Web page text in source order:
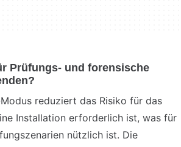
Prüfungs- und forensische
reduziert das Risiko für das
Installation erforderlich ist, was für
nützlich ist. Die